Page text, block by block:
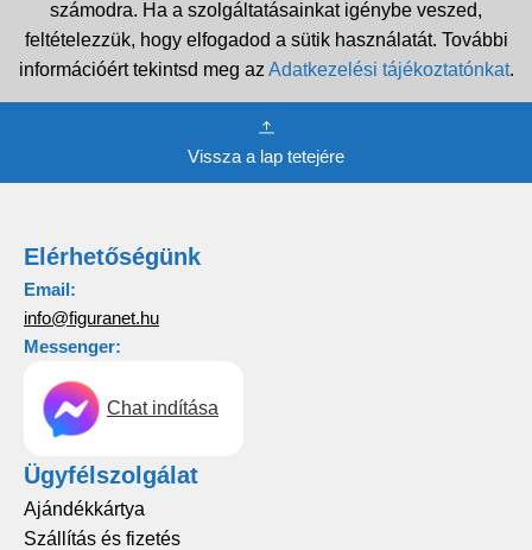
számodra. Ha a szolgáltatásainkat igénybe veszed,
feltételezzük, hogy elfogadod a sütik használatát. További
információért tekintsd meg az Adatkezelési tájékoztatónkat.
Vissza a lap tetejére
Elérhetőségünk
Email:
info@figuranet.hu
Messenger:
Chat indítása
Ügyfélszolgálat
Ajándékkártya
Szállítás és fizetés